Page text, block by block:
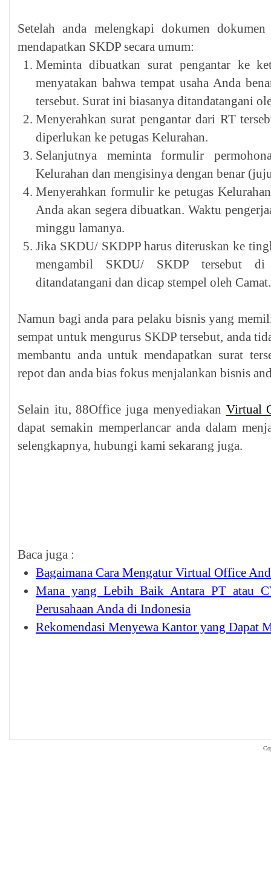
Setelah anda melengkapi dokumen
mendapatkan SKDP secara umum:
Meminta dibuatkan surat pengantar ke
menyatakan bahwa tempat usaha Anda
tersebut. Surat ini biasanya ditandatangani
Menyerahkan surat pengantar dari RT
diperlukan ke petugas Kelurahan.
Selanjutnya meminta formulir
Kelurahan dan mengisinya dengan benar
Menyerahkan formulir ke petugas
Anda akan segera dibuatkan. Waktu
minggu lamanya.
Jika SKDU/ SKDPP harus diteruskan ke
mengambil SKDU/ SKDP tersebut di
ditandatangani dan dicap stempel oleh Camat.
Namun bagi anda para pelaku bisnis yang
sempat untuk mengurus SKDP tersebut, anda
membantu anda untuk mendapatkan surat
repot dan anda bias fokus menjalankan bisnis
Selain itu, 88Office juga menyediakan Virtual
dapat semakin memperlancar anda dalam
selengkapnya, hubungi kami sekarang juga.
Baca juga :
Bagaimana Cara Mengatur Virtual Office
Mana yang Lebih Baik Antara PT atau
Perusahaan Anda di Indonesia
Rekomendasi Menyewa Kantor yang Dapat